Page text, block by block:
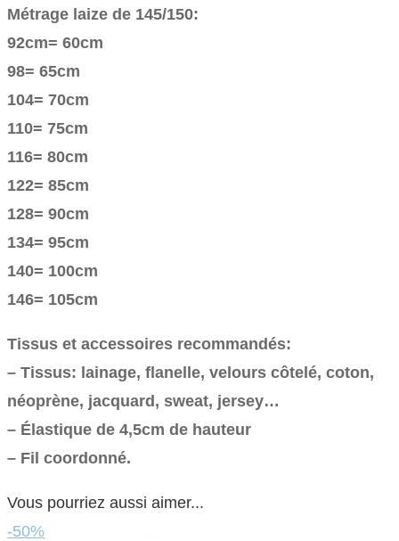
Métrage laize de 145/150:
92cm= 60cm
98= 65cm
104= 70cm
110= 75cm
116= 80cm
122= 85cm
128= 90cm
134= 95cm
140= 100cm
146= 105cm
Tissus et accessoires recommandés:
– Tissus: lainage, flanelle, velours côtelé, coton,
néoprène, jacquard, sweat, jersey…
– Élastique de 4,5cm de hauteur
– Fil coordonné.
Vous pourriez aussi aimer...
-50%